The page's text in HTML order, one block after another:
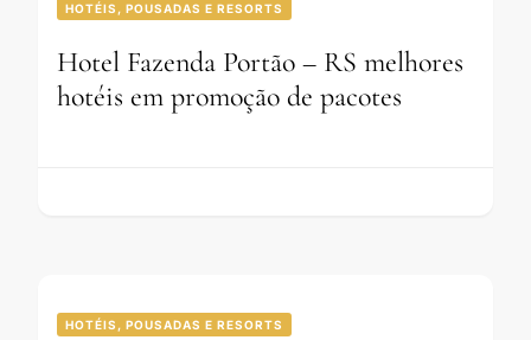
HOTÉIS, POUSADAS E RESORTS
Hotel Fazenda Portão – RS melhores
hotéis em promoção de pacotes
HOTÉIS, POUSADAS E RESORTS